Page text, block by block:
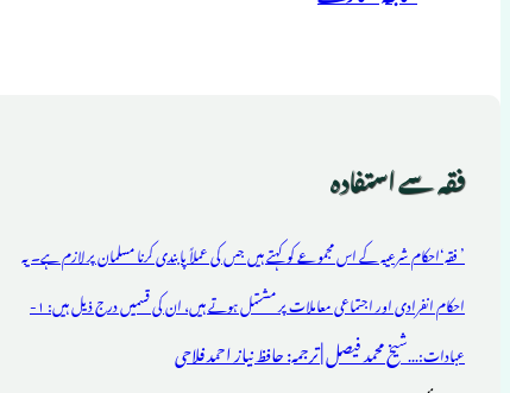
فقہ سے استفادہ
’ فقہ‘احکام شرعیہ کے اس مجموعے کو کہتے ہیں جس کی عملاً پابندی کرنا مسلمان پر لازم ہے۔ یہ
احکام انفرادی اور اجتماعی معاملات پر مشتمل ہوتے ہیں، ان کی قسمیں درج ذیل ہیں: ۱-
عبادات:...شیخ محمد فیصل | ترجمہ: حافظ نیاز احمد فلاحی